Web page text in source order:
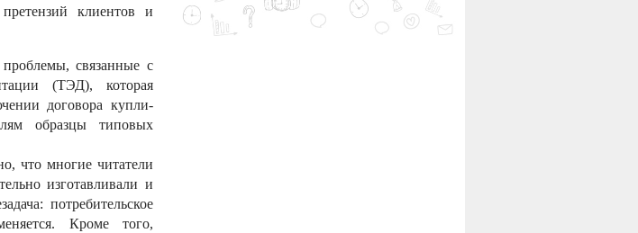
клиентов и
связанные с
(ТЭД), которая
договора купли-
образцы типовых
что многие читатели
изготавливали и
потребительское
Кроме того,